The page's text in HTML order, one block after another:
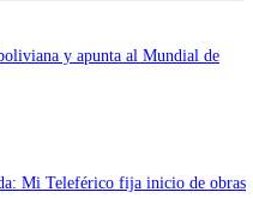
y apunta al Mundial de
Mi Teleférico fija inicio de obras